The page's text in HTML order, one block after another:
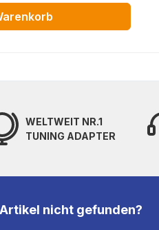
WELTWEIT NR.1
TUNING ADAPTER
nicht gefunden?